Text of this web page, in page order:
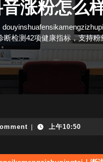
涨粉怎么
断检测42项健康指标，支持粉
上午10:50